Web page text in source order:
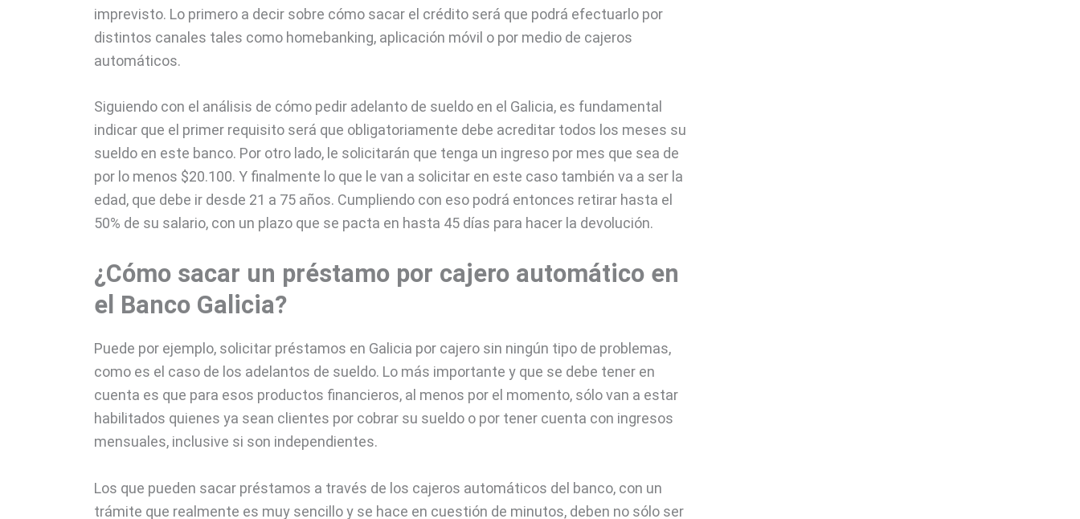
imprevisto. Lo primero a decir sobre cómo sacar el crédito será que podrá efectuarlo por
distintos canales tales como homebanking, aplicación móvil o por medio de cajeros
automáticos.
Siguiendo con el análisis de cómo pedir adelanto de sueldo en el Galicia, es fundamental
indicar que el primer requisito será que obligatoriamente debe acreditar todos los meses su
sueldo en este banco. Por otro lado, le solicitarán que tenga un ingreso por mes que sea de
por lo menos $20.100. Y finalmente lo que le van a solicitar en este caso también va a ser la
edad, que debe ir desde 21 a 75 años. Cumpliendo con eso podrá entonces retirar hasta el
50% de su salario, con un plazo que se pacta en hasta 45 días para hacer la devolución.
¿Cómo sacar un préstamo por cajero automático en
el Banco Galicia?
Puede por ejemplo, solicitar préstamos en Galicia por cajero sin ningún tipo de problemas,
como es el caso de los adelantos de sueldo. Lo más importante y que se debe tener en
cuenta es que para esos productos financieros, al menos por el momento, sólo van a estar
habilitados quienes ya sean clientes por cobrar su sueldo o por tener cuenta con ingresos
mensuales, inclusive si son independientes.
Los que pueden sacar préstamos a través de los cajeros automáticos del banco, con un
trámite que realmente es muy sencillo y se hace en cuestión de minutos, deben no sólo ser